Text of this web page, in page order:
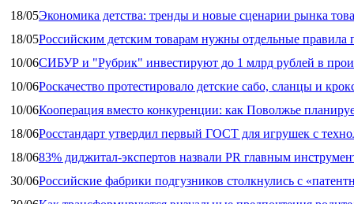
18/05Экономика детства: тренды и новые сценарии рынка
18/05Российским детским товарам нужны отдельные правила
10/06СИБУР и "Рубрик" инвестируют до 1 млрд рублей в
10/06Роскачество протестировало детские сабо, сланцы и
10/06Кооперация вместо конкуренции: как Поволжье
18/06Росстандарт утвердил первый ГОСТ для игрушек с
18/0683% диджитал‑экспертов назвали PR главным
30/06Российские фабрики подгузников столкнулись с